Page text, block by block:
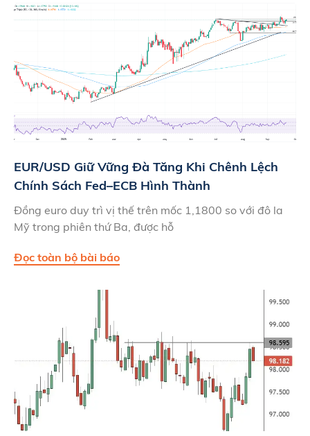
EUR/USD Giữ Vững Đà Tăng Khi Chênh Lệch
Chính Sách Fed–ECB Hình Thành
Đồng euro duy trì vị thế trên mốc 1,1800 so với đô la
Mỹ trong phiên thứ Ba, được hỗ
Đọc toàn bộ bài báo